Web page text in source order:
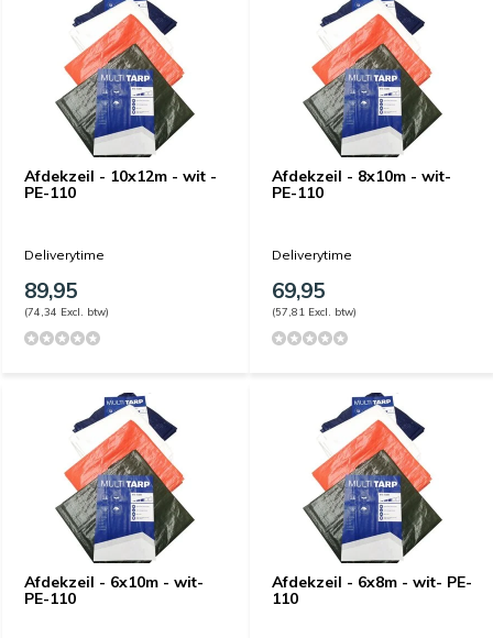
Afdekzeil - 10x12m - wit -
PE-110
Deliverytime
89,95
(74,34 Excl. btw)
Afdekzeil - 8x10m - wit-
PE-110
Deliverytime
69,95
(57,81 Excl. btw)
Afdekzeil - 6x10m - wit-
PE-110
Afdekzeil - 6x8m - wit- PE-
110